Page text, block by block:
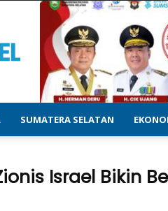
SUMATERA SELATAN
Israel Bikin